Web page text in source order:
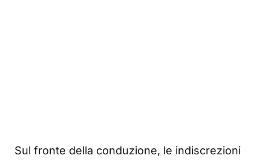
Sul fronte della conduzione, le indiscrezioni